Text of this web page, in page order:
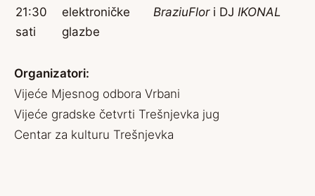
21:30
sati
elektroničke
glazbe
BraziuFlori DJ IKONAL
Organizatori:
Vijeće Mjesnog odbora Vrbani
Vijeće gradske četvrti Trešnjevka jug
Centar za kulturu Trešnjevka